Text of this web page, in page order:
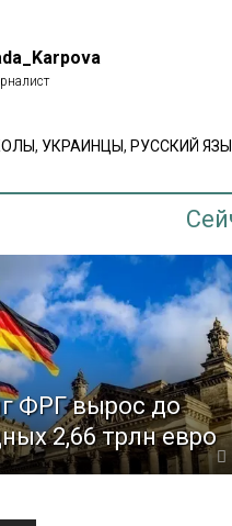
, УКРАИНЦЫ, РУССКИЙ
ФРГ вырос до
2,66 трлн евро